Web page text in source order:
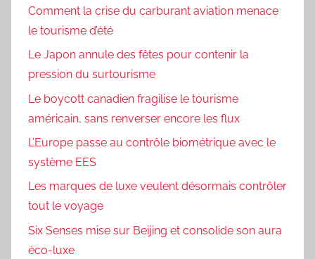
Comment la crise du carburant aviation menace
le tourisme d’été
Le Japon annule des fêtes pour contenir la
pression du surtourisme
Le boycott canadien fragilise le tourisme
américain, sans renverser encore les flux
L’Europe passe au contrôle biométrique avec le
système EES
Les marques de luxe veulent désormais contrôler
tout le voyage
Six Senses mise sur Beijing et consolide son aura
éco-luxe